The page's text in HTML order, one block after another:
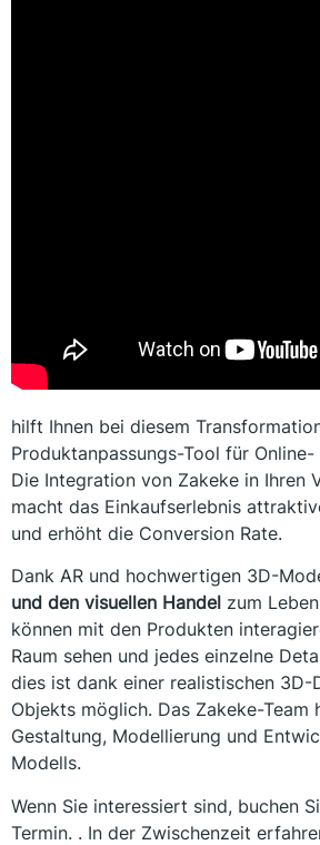
hilft Ihnen bei diesem
Produktanpassungs-Tool für
Die Integration von Zakeke in Ihren
macht das Einkaufserlebnis
und erhöht die Conversion Rate.
Dank AR und hochwertigen 3D-
und den visuellen Handel zum
können mit den Produkten
Raum sehen und jedes einzelne
dies ist dank einer realistischen 3D-
Objekts möglich. Das Zakeke-Team
Gestaltung, Modellierung und
Modells.
Wenn Sie interessiert sind, buchen
Termin. . In der Zwischenzeit